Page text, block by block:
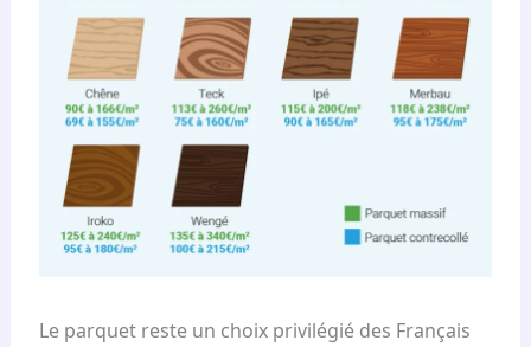
Le parquet reste un choix privilégié des Français